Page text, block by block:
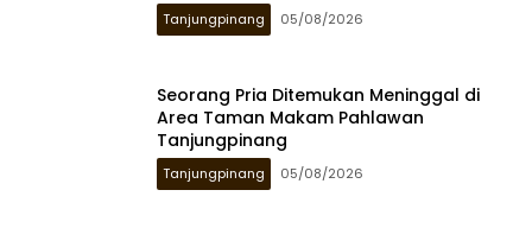
Tanjungpinang 05/08/2026
Seorang Pria Ditemukan Meninggal di
Area Taman Makam Pahlawan
Tanjungpinang
Tanjungpinang 05/08/2026